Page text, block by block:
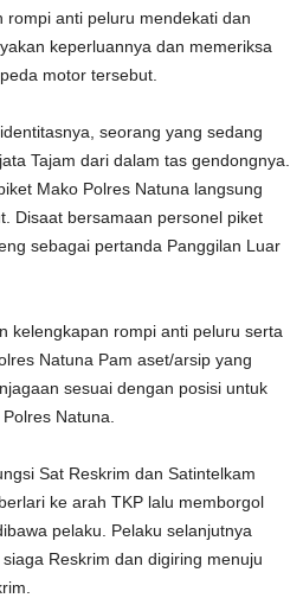
rompi anti peluru mendekati dan
keperluannya dan memeriksa
motor tersebut.
seorang yang sedang
Tajam dari dalam tas gendongnya.
Mako Polres Natuna langsung
Disaat bersamaan personel piket
sebagai pertanda Panggilan Luar
kelengkapan rompi anti peluru serta
Natuna Pam aset/arsip yang
sesuai dengan posisi untuk
Natuna.
Sat Reskrim dan Satintelkam
ke arah TKP lalu memborgol
pelaku. Pelaku selanjutnya
Reskrim dan digiring menuju